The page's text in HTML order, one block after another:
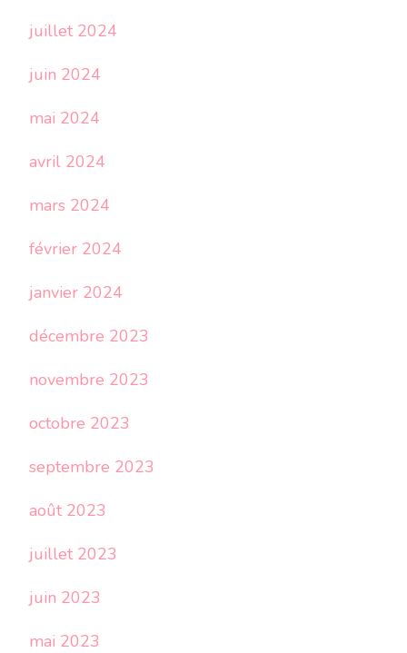
juillet 2024
juin 2024
mai 2024
avril 2024
mars 2024
février 2024
janvier 2024
décembre 2023
novembre 2023
octobre 2023
septembre 2023
août 2023
juillet 2023
juin 2023
mai 2023